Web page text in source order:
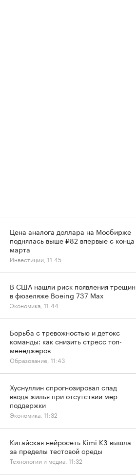
Цена аналога доллара на Мосбирже
поднялась выше ₽82 впервые с конца
марта
Инвестиции, 11:45
В США нашли риск появления трещин
в фюзеляже Boeing 737 Max
Экономика, 11:44
Борьба с тревожностью и детокс
команды: как снизить стресс топ-
менеджеров
Образование, 11:43
Хуснуллин спрогнозировал спад
ввода жилья при отсутствии мер
поддержки
Экономика, 11:32
Китайская нейросеть Kimi K3 вышла
за пределы тестовой среды
Технологии и медиа, 11:32